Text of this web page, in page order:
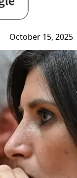
October 15, 2025